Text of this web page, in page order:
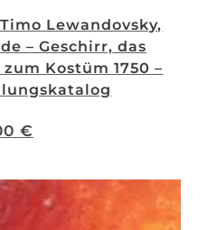
Lewandovsky,
– Geschirr, das
Kostüm 1750 –
€